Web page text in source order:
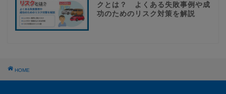
クとは？ よくある失敗事例や成
功のためのリスク対策を解説
HOME